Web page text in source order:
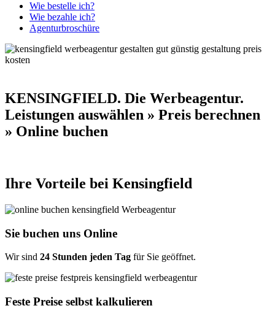
Wie bestelle ich?
Wie bezahle ich?
Agenturbroschüre
KENSINGFIELD. Die Werbeagentur.
Leistungen auswählen » Preis berechnen
» Online buchen
Ihre Vorteile bei Kensingfield
Sie buchen uns Online
Wir sind 24 Stunden jeden Tag für Sie geöffnet.
Feste Preise selbst kalkulieren